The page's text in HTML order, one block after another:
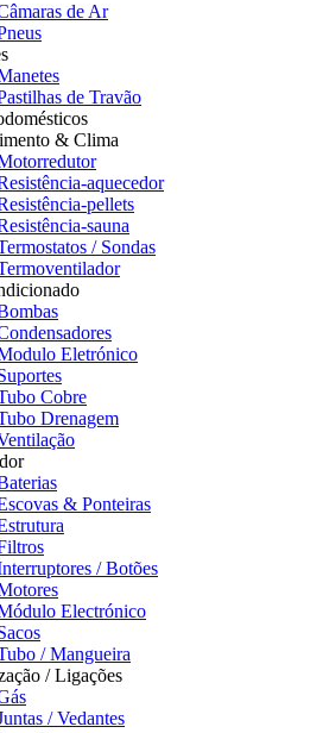
de Ar
de Travão
& Clima
aquecedor
pellets
sauna
/ Sondas
Eletrónico
Cobre
Drenagem
& Ponteiras
/ Botões
Electrónico
/ Mangueira
/ Ligações
/ Vedantes